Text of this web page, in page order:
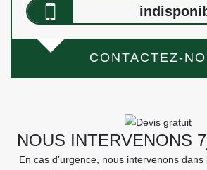
CONTACTEZ-
NOUS INTERVENONS
En cas d’urgence, nous intervenons dans